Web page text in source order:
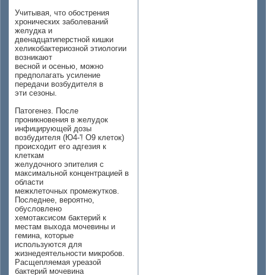
Учитывая, что обострения
хронических заболеваний
желудка и
двенадцатиперстной кишки
хеликобактериозной этиологии
возникают
весной и осенью, можно
предполагать усиление
передачи возбудителя в
эти сезоны.
Патогенез. После
проникновения в желудок
инфицирующей дозы
возбудителя (Ю4-'! О9 клеток)
происходит его адгезия к
клеткам
желудочного эпителия с
максимальной концентрацией в
области
межклеточных промежутков.
Последнее, вероятно,
обусловлено
хемотаксисом бактерий к
местам выхода мочевины и
гемина, которые
используются для
жизнедеятельности микробов.
Расщепляемая уреазой
бактерий мочевина